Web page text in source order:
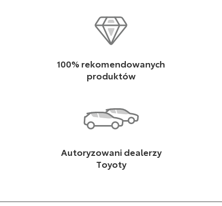
100% rekomendowanych
produktów
Autoryzowani dealerzy
Toyoty